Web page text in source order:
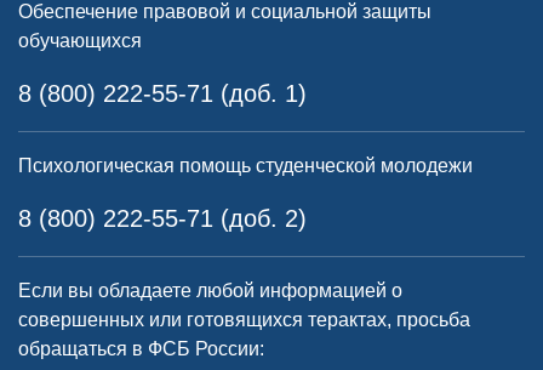
Обеспечение правовой и социальной защиты
обучающихся
8 (800) 222-55-71 (доб. 1)
Психологическая помощь студенческой молодежи
8 (800) 222-55-71 (доб. 2)
Если вы обладаете любой информацией о
совершенных или готовящихся терактах, просьба
обращаться в ФСБ России: